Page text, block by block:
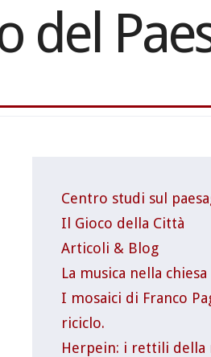
del
Centro studi sul
Il Gioco della Città
Articoli & Blog
La musica nella
I mosaici di Franco
riciclo.
Herpein: i rettili della